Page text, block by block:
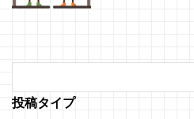
投稿タイプ